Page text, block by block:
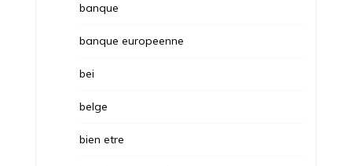
banque
banque europeenne
bei
belge
bien etre